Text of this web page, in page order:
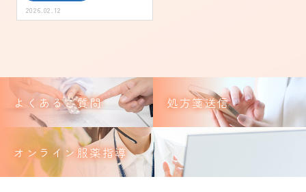
2026.02.12
よくあるご質問 処方箋送信
オンライン服薬指導